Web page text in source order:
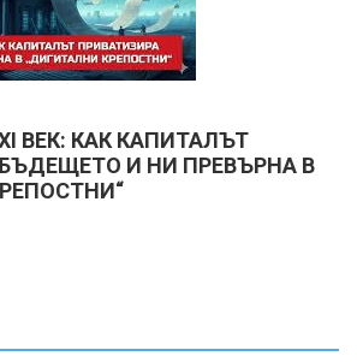
ВЕК: КАК КАПИТАЛЪТ
И НИ ПРЕВЪРНА В